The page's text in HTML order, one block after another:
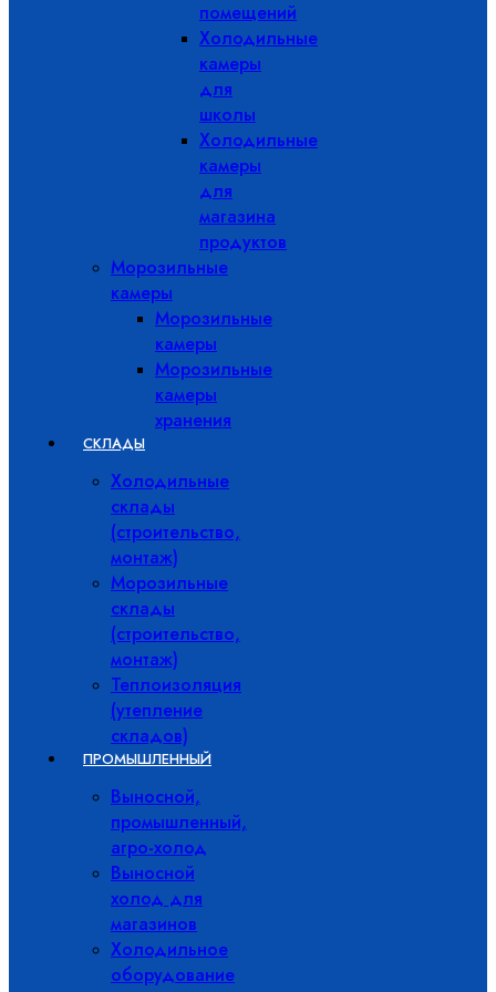
помещений
Холодильные
камеры
для
школы
Холодильные
камеры
для
магазина
продуктов
Морозильные
камеры
Морозильные
камеры
Морозильные
камеры
хранения
СКЛАДЫ
Холодильные
склады
(строительство,
монтаж)
Морозильные
склады
(строительство,
монтаж)
Теплоизоляция
(утепление
складов)
ПРОМЫШЛЕННЫЙ
Выносной,
промышленный,
агро-холод
Выносной
холод для
магазинов
Холодильное
оборудование